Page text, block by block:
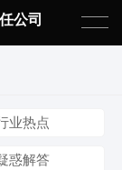
公司
业热点
惑解答